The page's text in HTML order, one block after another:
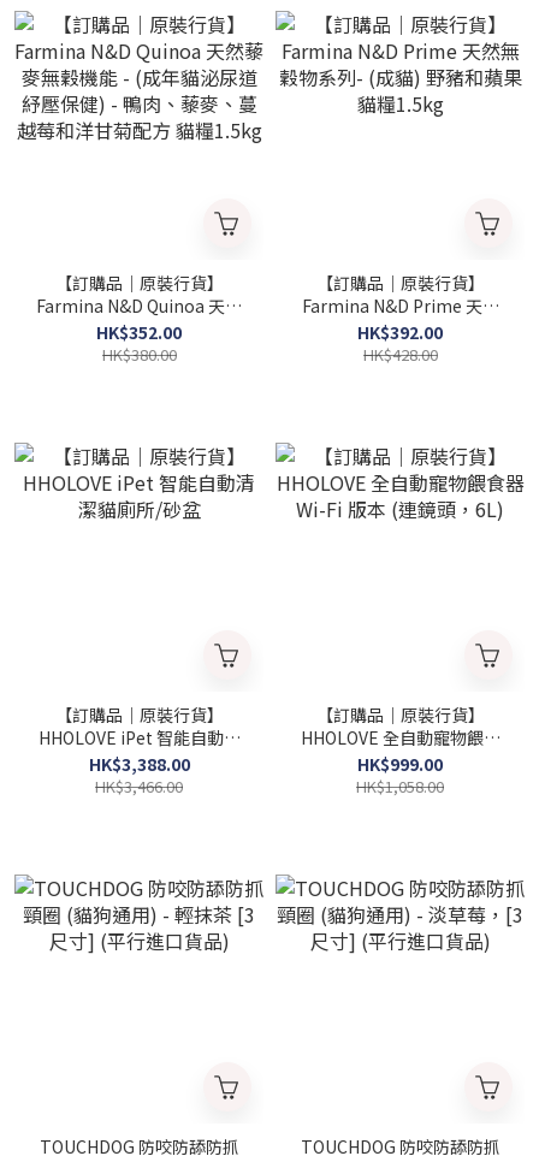
【訂購品｜原裝行貨】
Farmina N&D Quinoa 天然
藜麥無穀機能 - (成年貓泌尿
道紓壓保健) - 鴨肉、藜麥、
HK$352.00
HK$380.00
【訂購品｜原裝行貨】
Farmina N&D Prime 天然
無穀物系列- (成貓) 野豬和蘋
果 貓糧1.5kg
HK$392.00
HK$428.00
【訂購品｜原裝行貨】
HHOLOVE iPet 智能自動清
潔貓廁所/砂盆
HK$3,388.00
HK$3,466.00
【訂購品｜原裝行貨】
HHOLOVE 全自動寵物餵食
器 Wi-Fi 版本 (連鏡頭，6L)
HK$999.00
HK$1,058.00
TOUCHDOG 防咬防舔防抓 TOUCHDOG 防咬防舔防抓